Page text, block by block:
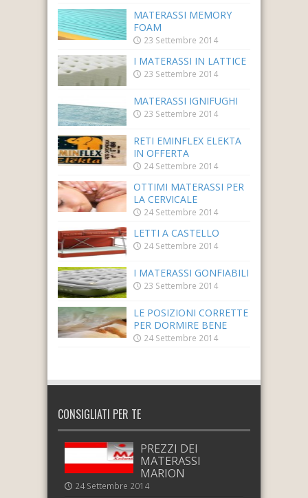
MATERASSI MEMORY
FOAM
23 Settembre 2014
I MATERASSI IN LATTICE
23 Settembre 2014
MATERASSI IGNIFUGHI
23 Settembre 2014
RETI EMINFLEX ELEKTA
IN OFFERTA
24 Settembre 2014
OTTIMI MATERASSI PER
LA CERVICALE
24 Settembre 2014
LETTI A CASTELLO
24 Settembre 2014
I MATERASSI GONFIABILI
23 Settembre 2014
LE POSIZIONI CORRETTE
PER DORMIRE BENE
24 Settembre 2014
CONSIGLIATI PER TE
PREZZI DEI
MATERASSI
MARION
24 Settembre 2014